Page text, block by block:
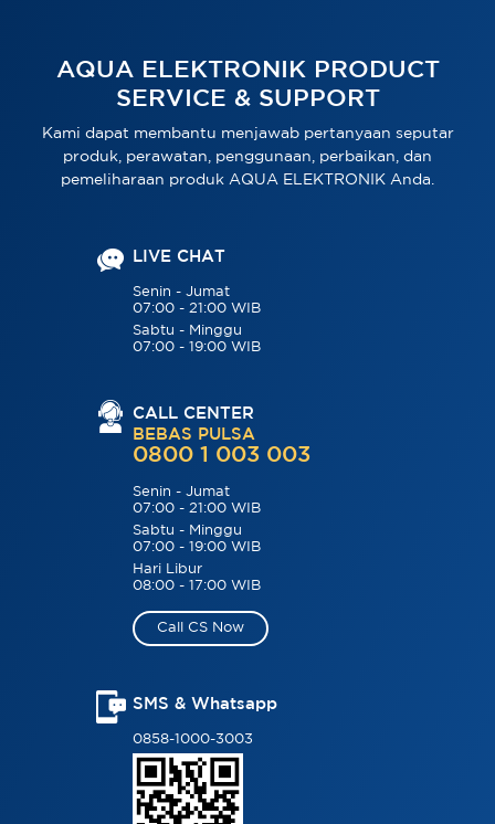
AQUA ELEKTRONIK PRODUCT
SERVICE & SUPPORT
Kami dapat membantu menjawab pertanyaan seputar
produk, perawatan, penggunaan, perbaikan, dan
pemeliharaan produk AQUA ELEKTRONIK Anda.
LIVE CHAT
Senin - Jumat
07:00 - 21:00 WIB
Sabtu - Minggu
07:00 - 19:00 WIB
CALL CENTER
BEBAS PULSA
0800 1 003 003
Senin - Jumat
07:00 - 21:00 WIB
Sabtu - Minggu
07:00 - 19:00 WIB
Hari Libur
08:00 - 17:00 WIB
Call CS Now
SMS & Whatsapp
0858-1000-3003